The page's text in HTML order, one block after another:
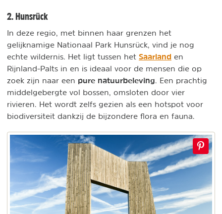
2. Hunsrück
In deze regio, met binnen haar grenzen het
gelijknamige Nationaal Park Hunsrück, vind je nog
echte wildernis. Het ligt tussen het Saarland en
Rijnland-Palts in en is ideaal voor de mensen die op
zoek zijn naar een pure natuurbeleving . Een prachtig
middelgebergte vol bossen, omsloten door vier
rivieren. Het wordt zelfs gezien als een hotspot voor
biodiversiteit dankzij de bijzondere flora en fauna.